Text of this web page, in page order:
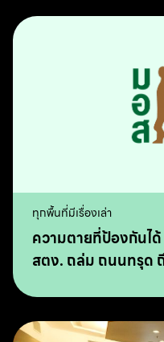
ทุกพื้นที่มีเรื่องเล่า
ความตายที่ป้องกันไ
สตง. ถล่ม ถนนทรุด